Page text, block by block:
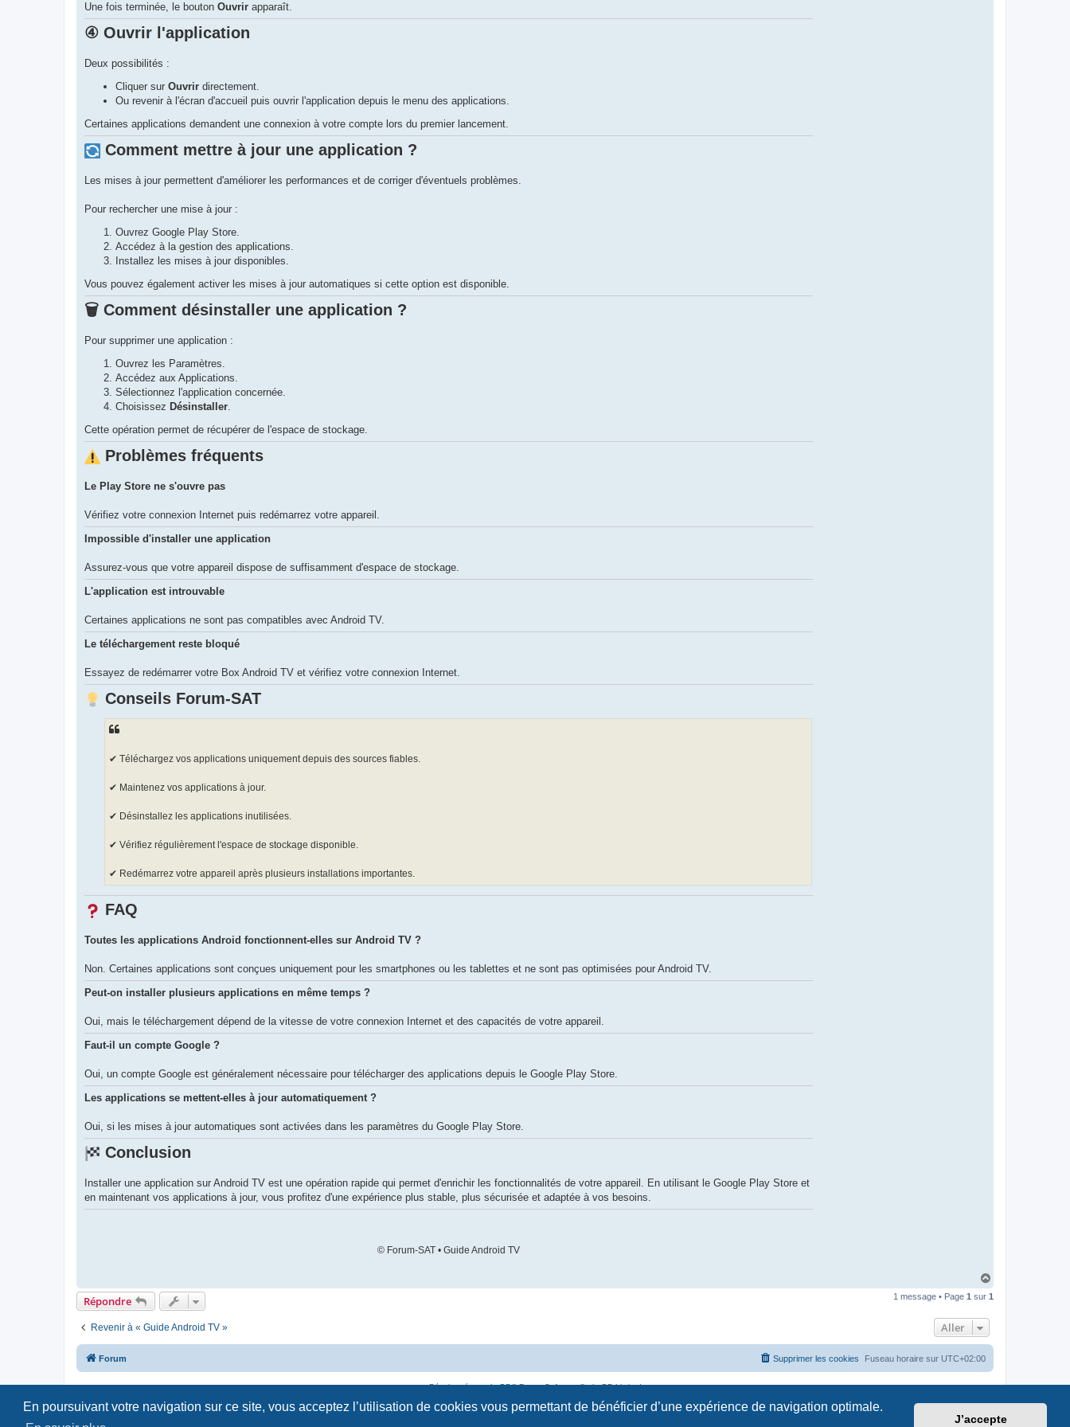
En poursuivant votre navigation sur ce site, vous acceptez l’utilisation de cookies vous permettant de bénéficier d’une expérience de navigation optimale.
J’accepte
Une fois terminée, le bouton Ouvrir apparaît.
④ Ouvrir l'application
Deux possibilités :
Cliquer sur Ouvrir directement.
Ou revenir à l'écran d'accueil puis ouvrir l'application depuis le menu des applications.
Certaines applications demandent une connexion à votre compte lors du premier lancement.
Comment mettre à jour une application ?
Les mises à jour permettent d'améliorer les performances et de corriger d'éventuels problèmes.
Pour rechercher une mise à jour :
Ouvrez Google Play Store.
Accédez à la gestion des applications.
Installez les mises à jour disponibles.
Vous pouvez également activer les mises à jour automatiques si cette option est disponible.
🗑 Comment désinstaller une application ?
Pour supprimer une application :
Ouvrez les Paramètres.
Accédez aux Applications.
Sélectionnez l'application concernée.
Choisissez Désinstaller
Cette opération permet de récupérer de l'espace de stockage.
Problèmes fréquents
Le Play Store ne s'ouvre pas
Vérifiez votre connexion Internet puis redémarrez votre appareil.
Impossible d'installer une application
Assurez-vous que votre appareil dispose de suffisamment d'espace de stockage.
L'application est introuvable
Certaines applications ne sont pas compatibles avec Android TV.
Le téléchargement reste bloqué
Essayez de redémarrer votre Box Android TV et vérifiez votre connexion Internet.
Conseils Forum-SAT
✔ Téléchargez vos applications uniquement depuis des sources fiables.
✔ Maintenez vos applications à jour.
✔ Désinstallez les applications inutilisées.
✔ Vérifiez régulièrement l'espace de stockage disponible.
✔ Redémarrez votre appareil après plusieurs installations importantes.
FAQ
Toutes les applications Android fonctionnent-elles sur Android TV ?
Non. Certaines applications sont conçues uniquement pour les smartphones ou les tablettes et ne sont pas optimisées pour Android TV.
Peut-on installer plusieurs applications en même temps ?
Oui, mais le téléchargement dépend de la vitesse de votre connexion Internet et des capacités de votre appareil.
Faut-il un compte Google ?
Oui, un compte Google est généralement nécessaire pour télécharger des applications depuis le Google Play Store.
Les applications se mettent-elles à jour automatiquement ?
Oui, si les mises à jour automatiques sont activées dans les paramètres du Google Play Store.
Conclusion
Installer une application sur Android TV est une opération rapide qui permet d'enrichir les fonctionnalités de votre appareil. En utilisant le Google Play Store et
en maintenant vos applications à jour, vous profitez d'une expérience plus stable, plus sécurisée et adaptée à vos besoins.
© Forum-SAT • Guide Android TV
a
u
Répondre 1 message • Page 1 sur 1
Revenir à « Guide Android TV » Aller
Forum Fuseau horaire sur UTC+02:00
Supprimer les cookies
Développé parphpBB® Forum Software © phpBB Limited
Traduction française officielle © Qiaeru
Confidentialité